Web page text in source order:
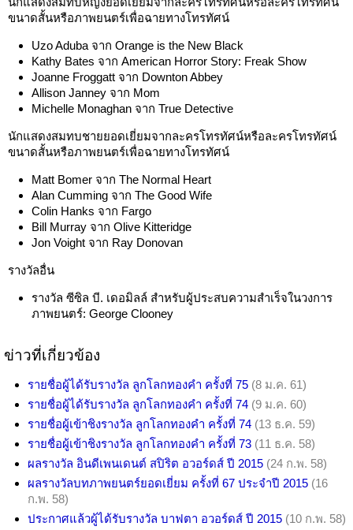
ขนาดสั้นหรือภาพยนตร์เพื่อฉายทางโทรทัศน์
Uzo Aduba จาก Orange is the New Black
Kathy Bates จาก American Horror Story: Freak Show
Joanne Froggatt จาก Downton Abbey
Allison Janney จาก Mom
Michelle Monaghan จาก True Detective
นักแสดงสมทบชายยอดเยี่ยมจากละครโทรทัศน์หรือละครโทรทัศน์
ขนาดสั้นหรือภาพยนตร์เพื่อฉายทางโทรทัศน์
Matt Bomer จาก The Normal Heart
Alan Cumming จาก The Good Wife
Colin Hanks จาก Fargo
Bill Murray จาก Olive Kitteridge
Jon Voight จาก Ray Donovan
รางวัลอื่น
รางวัล ซีซิล บี. เดอมิลล์ สำหรับผู้ประสบความสำเร็จในวงการ
ภาพยนตร์: George Clooney
ข่าวที่เกี่ยวข้อง
รายชื่อผู้ได้รับรางวัล ลูกโลกทองคำ ครั้งที่ 75 (8 ม.ค. 61)
รายชื่อผู้ได้รับรางวัล ลูกโลกทองคำ ครั้งที่ 74 (9 ม.ค. 60)
รายชื่อผู้เข้าชิงรางวัล ลูกโลกทองคำ ครั้งที่ 74 (13 ธ.ค. 59)
รายชื่อผู้เข้าชิงรางวัล ลูกโลกทองคำ ครั้งที่ 73 (11 ธ.ค. 58)
ผลรางวัล อินดีเพนเดนต์ สปิริต อวอร์ดส์ ปี 2015 (24 ก.พ. 58)
ผลรางวัลบทภาพยนตร์ยอดเยี่ยม ครั้งที่ 67 ประจำปี 2015 (16
ก.พ. 58)
ประกาศแล้วผู้ได้รับรางวัล บาฟตา อวอร์ดส์ ปี 2015 (10 ก.พ. 58)